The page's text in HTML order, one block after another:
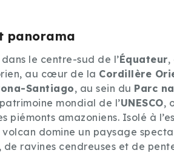
panorama
dans le centre-sud de l’Équateur,
au cœur de la Cordillère
Santiago, au sein du Parc
mondial de l’UNESCO,
piémonts amazoniens. Isolé à
volcan domine un paysage
de ravines cendreuses et de